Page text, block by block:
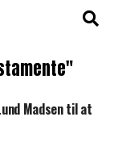
Madsen til at